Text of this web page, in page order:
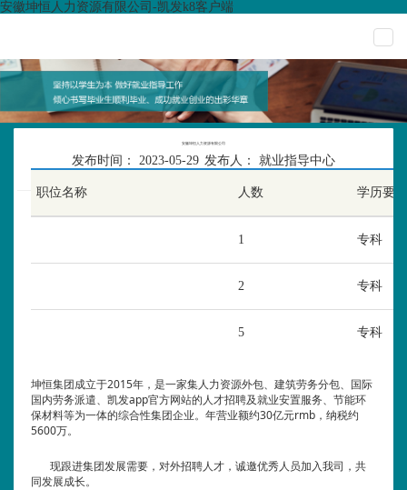
安徽坤恒人力资源有限公司-凯发k8客户端
安徽坤恒人力资源有限公司
发布时间： 2023-05-29 发布人：
就业指导中心
职位名称
人数 学历要求
1 专科
2 专科
5 专科
坤恒集团成立于2015年，是一家集人力资源外包、建筑劳务分包、国际
国内劳务派遣、凯发app官方网站的人才招聘及就业安置服务、节能环
保材料等为一体的综合性集团企业。年营业额约30亿元rmb，纳税约
5600万。
现跟进集团发展需要，对外招聘人才，诚邀优秀人员加入我司，共
同发展成长。